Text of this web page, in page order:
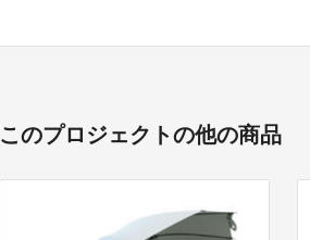
このプロジェクトの他の商品